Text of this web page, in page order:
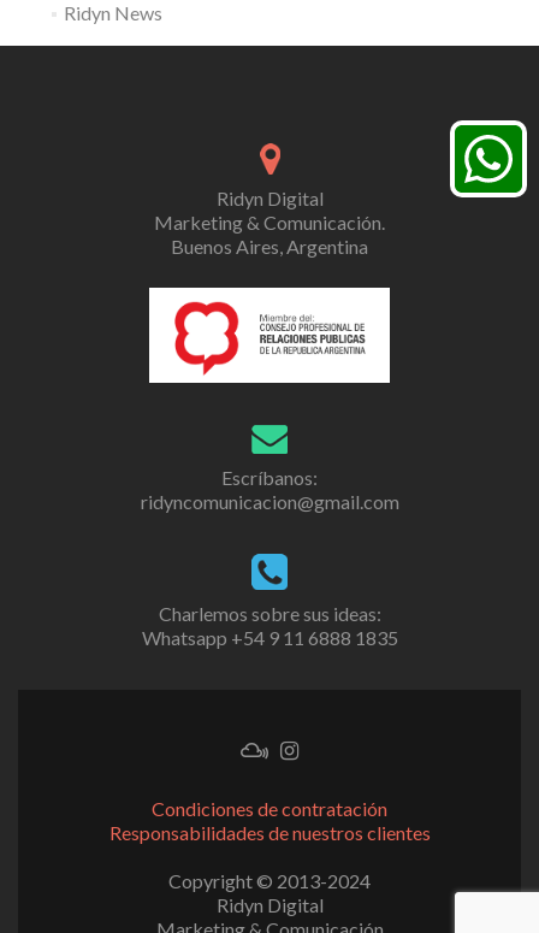
Ridyn News
Ridyn Digital
Marketing & Comunicación.
Buenos Aires, Argentina
Escríbanos:
ridyncomunicacion@gmail.com
Charlemos sobre sus ideas:
Whatsapp +54 9 11 6888 1835
Condiciones de contratación
Responsabilidades de nuestros clientes
Copyright © 2013-2024
Ridyn Digital